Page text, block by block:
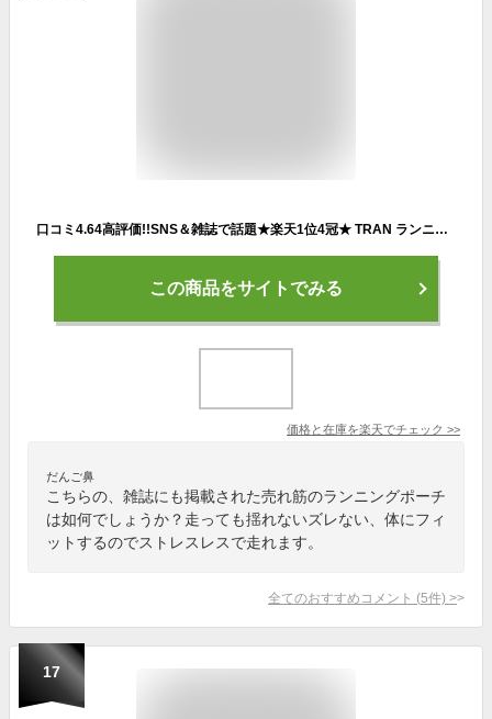
口コミ4.64高評価!!SNS＆雑誌で話題★楽天1位4冠★ TRAN ランニング ポーチ スマホ【日本代表選手愛用】ウエストポーチ ランニングベルト ウエストポーチ ペットボトル 揺れない マジックテープ 大容量 ランニングバッグ スマホ 防水 収納 iPhone ジョギング ポーチ マラソン
この商品をサイトでみる
価格と在庫を楽天でチェック >>
だんご鼻
こちらの、雑誌にも掲載された売れ筋のランニングポーチ
は如何でしょうか？走っても揺れないズレない、体にフィ
ットするのでストレスレスで走れます。
全てのおすすめコメント (5件) >
17